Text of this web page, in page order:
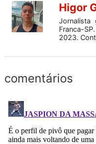
Higor
Jornalista
Franca-
2023.
comentários